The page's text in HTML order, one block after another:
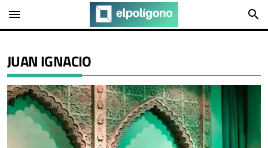
menu search
JUAN IGNACIO